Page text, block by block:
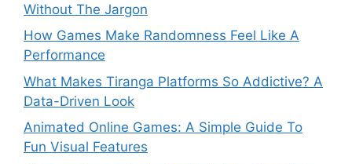
Without The Jargon
How Games Make Randomness Feel Like A
Performance
What Makes Tiranga Platforms So Addictive? A
Data-Driven Look
Animated Online Games: A Simple Guide To
Fun Visual Features